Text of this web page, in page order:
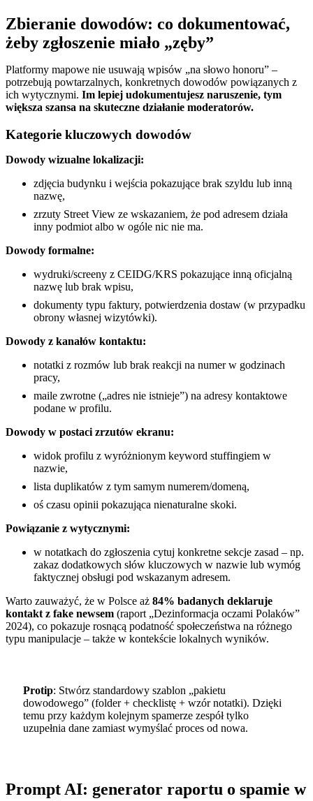
Zbieranie dowodów: co dokumentować,
żeby zgłoszenie miało „zęby”
Platformy mapowe nie usuwają wpisów „na słowo honoru” –
potrzebują powtarzalnych, konkretnych dowodów powiązanych z
ich wytycznymi. Im lepiej udokumentujesz naruszenie, tym
większa szansa na skuteczne działanie moderatorów.
Kategorie kluczowych dowodów
Dowody wizualne lokalizacji:
zdjęcia budynku i wejścia pokazujące brak szyldu lub inną
nazwę,
zrzuty Street View ze wskazaniem, że pod adresem działa
inny podmiot albo w ogóle nic nie ma.
Dowody formalne:
wydruki/screeny z CEIDG/KRS pokazujące inną oficjalną
nazwę lub brak wpisu,
dokumenty typu faktury, potwierdzenia dostaw (w przypadku
obrony własnej wizytówki).
Dowody z kanałów kontaktu:
notatki z rozmów lub brak reakcji na numer w godzinach
pracy,
maile zwrotne („adres nie istnieje”) na adresy kontaktowe
podane w profilu.
Dowody w postaci zrzutów ekranu:
widok profilu z wyróżnionym keyword stuffingiem w
nazwie,
lista duplikatów z tym samym numerem/domeną,
oś czasu opinii pokazująca nienaturalne skoki.
Powiązanie z wytycznymi:
w notatkach do zgłoszenia cytuj konkretne sekcje zasad – np.
zakaz dodatkowych słów kluczowych w nazwie lub wymóg
faktycznej obsługi pod wskazanym adresem.
Warto zauważyć, że w Polsce aż 84% badanych deklaruje
kontakt z fake newsem (raport „Dezinformacja oczami Polaków”
2024), co pokazuje rosnącą podatność społeczeństwa na różnego
typu manipulacje – także w kontekście lokalnych wyników.
Protip: Stwórz standardowy szablon „pakietu
dowodowego” (folder + checklistę + wzór notatki). Dzięki
temu przy każdym kolejnym spamerze zespół tylko
uzupełnia dane zamiast wymyślać proces od nowa.
Prompt AI: generator raportu o spamie w